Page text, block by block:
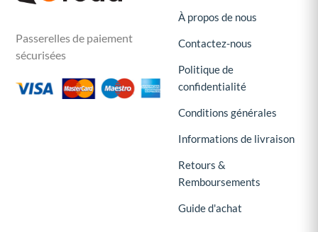
Passerelles de paiement
sécurisées
À propos de nous
Contactez-nous
Politique de
confidentialité
Conditions générales
Informations de livraison
Retours &
Remboursements
Guide d'achat